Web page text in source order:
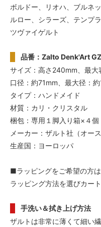
ボルドー、リオハ、ブルネ
ルロー、シラーズ、テンプ
ツヴァイゲルト
品番：Zalto Denk'Art
サイズ：高さ240mm、最
口径：約71mm、最大径：
タイプ：ハンドメイド
材質：カリ・クリスタル
梱包：専用１脚入り箱×４個
メーカー：ザルト社（オース
生産国：ヨーロッパ
■ラッピングをご希望の方
ラッピング方法を選びカー
手洗い＆拭き上げ方法
ザルトは非常に薄くて細い